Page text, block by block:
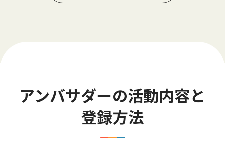
アンバサダーの活動内容と
登録方法